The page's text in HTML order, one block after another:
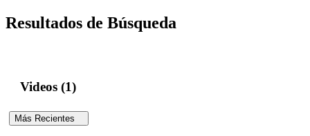
Resultados de Búsqueda
Videos (1)
Más Recientes